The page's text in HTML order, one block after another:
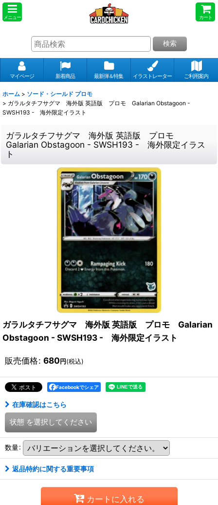
メニュー カート
検索
マイページ 新着商品 最新弾＆特集 イラストレーター ご利用案内
ホーム > ソード・シールド プロモ
> ガラルタチフサグマ 海外版 英語版 プロモ Galarian Obstagoon -
SWSH193 - 海外限定イラスト
ガラルタチフサグマ 海外版 英語版 プロモ
Galarian Obstagoon - SWSH193 - 海外限定イラス
ト
ガラルタチフサグマ 海外版 英語版 プロモ Galarian
Obstagoon - SWSH193 - 海外限定イラスト
販売価格: 680円(税込)
Facebookでシェア
在庫確認はこちら
状態 を選択してください
数量:
返品特約に関する重要事項
カートに入れる